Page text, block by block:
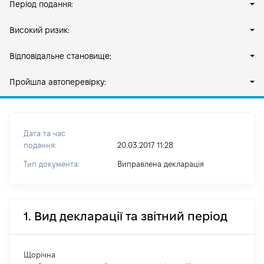
Період подання:
Високий ризик:
Відповідальне становище:
Пройшла автоперевірку:
Дата та час
подання:
20.03.2017 11:28
Тип документа: Виправлена декларація
1. Вид декларації та звітний період
Щорічна